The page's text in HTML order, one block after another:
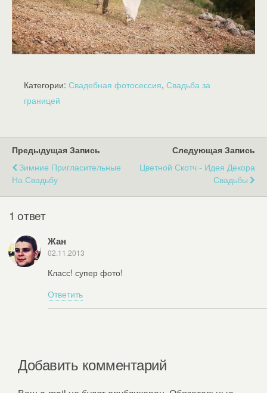
Категории: Свадебная фотосессия, Свадьба за
границей
Предыдущая Запись
Зимние Пригласительные
На Свадьбу
Следующая Запись
Цветной Скотч - Идея Декора
Свадьбы
1 ответ
Жан
02.11.2013
Класс! супер фото!
Ответить
Добавить комментарий